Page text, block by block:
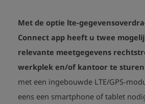
Met de optie lte-
Connect app heeft u twee
relevante meetgegevens
werkplek en/of kantoor te
met een ingebouwde LTE/GPS-
eens een smartphone of tablet